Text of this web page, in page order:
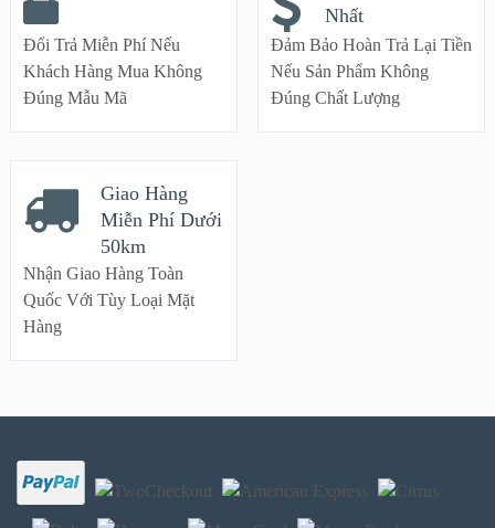
Đổi Trả Miễn Phí Nếu
Khách Hàng Mua Không
Đúng Mẫu Mã
Nhất
Đảm Bảo Hoàn Trả Lại Tiền
Nếu Sản Phẩm Không
Đúng Chất Lượng
Giao Hàng
Miễn Phí Dưới
50km
Nhận Giao Hàng Toàn
Quốc Với Tùy Loại Mặt
Hàng